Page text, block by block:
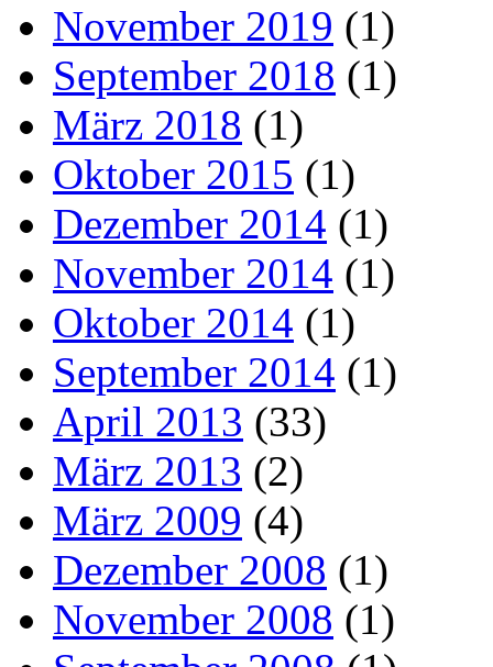
November 2019 (1)
September 2018 (1)
März 2018 (1)
Oktober 2015 (1)
Dezember 2014 (1)
November 2014 (1)
Oktober 2014 (1)
September 2014 (1)
April 2013 (33)
März 2013 (2)
März 2009 (4)
Dezember 2008 (1)
November 2008 (1)